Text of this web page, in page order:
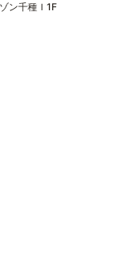
ン千種Ｉ1F